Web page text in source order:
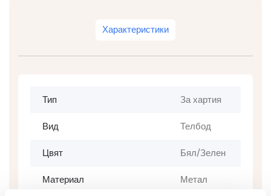
Характеристики
Тип За хартия
Вид Телбод
Цвят Бял/Зелен
Материал Метал